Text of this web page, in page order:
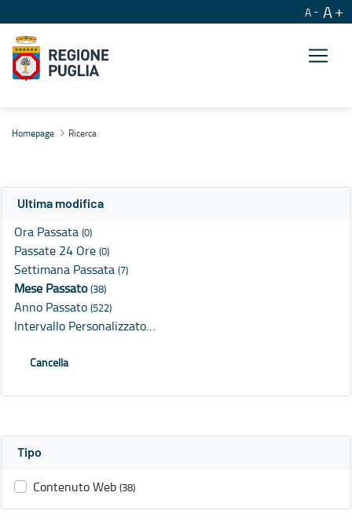
A A
Homepage Ricerca
Ultima modifica
Ora Passata (0)
Passate 24 Ore (0)
Settimana Passata (7)
Mese Passato(38)
Anno Passato (522)
Intervallo Personalizzato…
Cancella
Tipo
Contenuto Web (38)